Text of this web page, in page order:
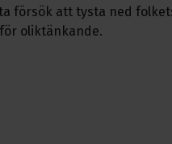
försök att tysta ned
oliktänkande.